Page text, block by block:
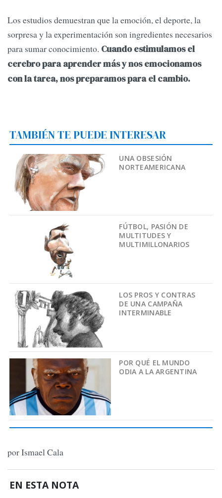
Los estudios demuestran que la emoción, el deporte, la
sorpresa y la experimentación son ingredientes necesarios
para sumar conocimiento. Cuando estimulamos el
cerebro para aprender más y nos emocionamos
con la tarea, nos preparamos para el cambio.
TAMBIÉN TE PUEDE INTERESAR
UNA OBSESIÓN
NORTEAMERICANA
FÚTBOL, PASIÓN DE
MULTITUDES Y
MULTIMILLONARIOS
LOS PROS Y CONTRAS
DE UNA CAMPAÑA
INTERMINABLE
POR QUÉ EL MUNDO
ODIA A LA ARGENTINA
por Ismael Cala
EN ESTA NOTA